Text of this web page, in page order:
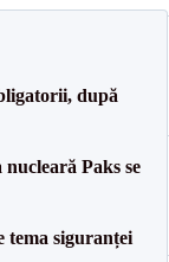
după
Paks se
tema siguranței